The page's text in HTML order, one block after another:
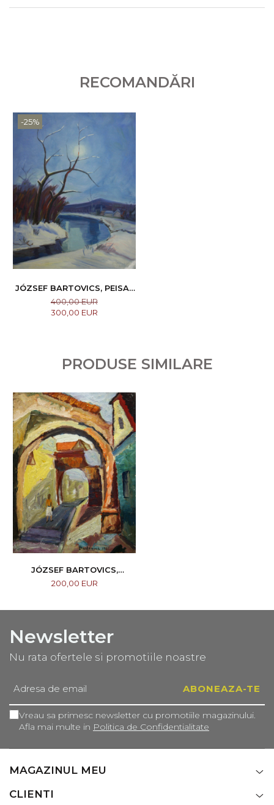
RECOMANDĂRI
-25%
JÓZSEF BARTOVICS, PEISAJ
HIBERNAL
400,00 EUR
300,00 EUR
PRODUSE SIMILARE
JÓZSEF BARTOVICS,
SIGHIȘOARA
200,00 EUR
Newsletter
Nu rata ofertele si promotiile noastre
Vreau sa primesc newsletter cu promotiile magazinului.
Afla mai multe in Politica de Confidentialitate
MAGAZINUL MEU
CLIENTI